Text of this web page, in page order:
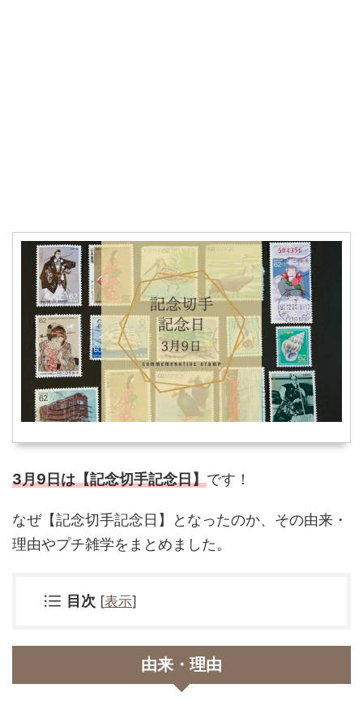
3月9日は【記念切手記念日】です！
なぜ【記念切手記念日】となったのか、その由来・
理由やプチ雑学をまとめました。
目次 [表示]
由来・理由